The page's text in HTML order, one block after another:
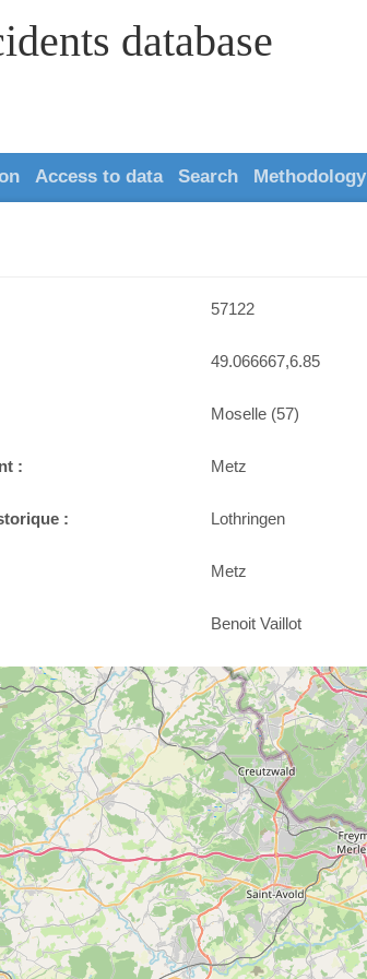
database
Access to data Search Methodology
57122
49.066667,6.85
Moselle (57)
: Metz
: Lothringen
Metz
Benoit Vaillot